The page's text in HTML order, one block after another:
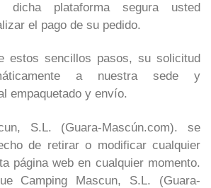
dicha plataforma segura usted
el pago de su pedido.
estos sencillos pasos, su solicitud
a nuestra sede y
empaquetado y envío.
S.L. (Guara-Mascún.com). se
de retirar o modificar cualquier
página web en cualquier momento.
Camping Mascun, S.L. (Guara-